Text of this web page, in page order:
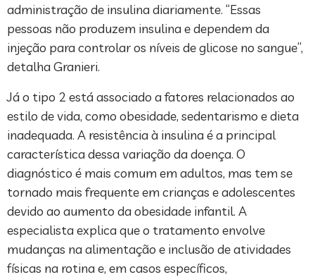
administração de insulina diariamente. “Essas
pessoas não produzem insulina e dependem da
injeção para controlar os níveis de glicose no sangue”,
detalha Granieri.
Já o tipo 2 está associado a fatores relacionados ao
estilo de vida, como obesidade, sedentarismo e dieta
inadequada. A resistência à insulina é a principal
característica dessa variação da doença. O
diagnóstico é mais comum em adultos, mas tem se
tornado mais frequente em crianças e adolescentes
devido ao aumento da obesidade infantil. A
especialista explica que o tratamento envolve
mudanças na alimentação e inclusão de atividades
físicas na rotina e, em casos específicos,